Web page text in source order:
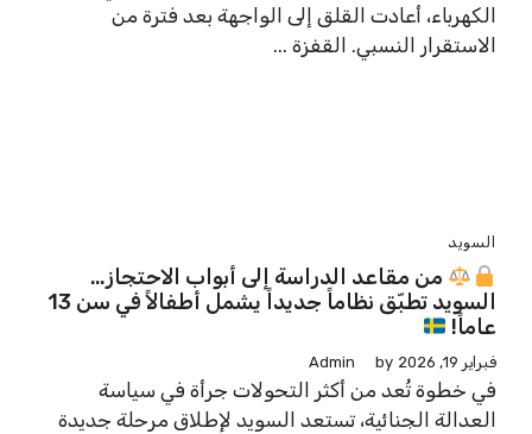
الكهرباء، أعادت القلق إلى الواجهة بعد فترة من
الاستقرار النسبي. القفزة ...
السويد
من مقاعد الدراسة إلى أبواب الاحتجاز…
السويد تطبّق نظاماً جديداً يشمل أطفالاً في سن 13
عاماً!
فبراير 19, 2026 by
Admin
في خطوة تُعد من أكثر التحولات جرأة في سياسة
العدالة الجنائية، تستعد السويد لإطلاق مرحلة جديدة